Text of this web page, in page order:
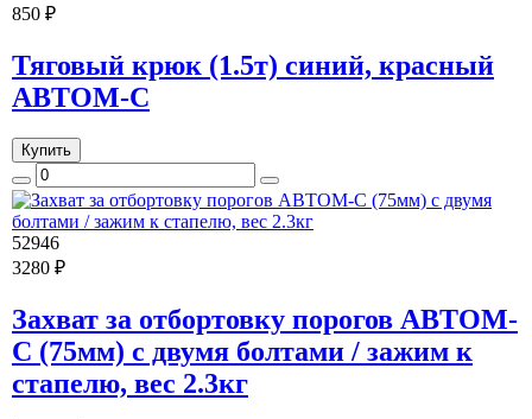
850 ₽
Тяговый крюк (1.5т) синий, красный
АВТОМ-С
Купить
52946
3280 ₽
Захват за отбортовку порогов АВТОМ-
С (75мм) с двумя болтами / зажим к
стапелю, вес 2.3кг